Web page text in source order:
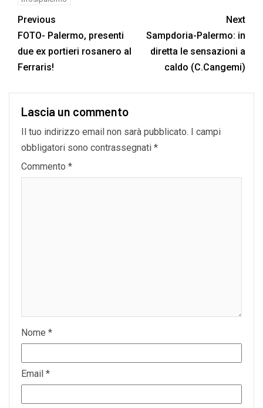
Previous
FOTO- Palermo, presenti
due ex portieri rosanero al
Ferraris!
Next
Sampdoria-Palermo: in
diretta le sensazioni a
caldo (C.Cangemi)
Lascia un commento
Il tuo indirizzo email non sarà pubblicato. I campi
obbligatori sono contrassegnati *
Commento *
Nome *
Email *